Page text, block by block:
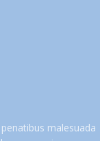
malesuada